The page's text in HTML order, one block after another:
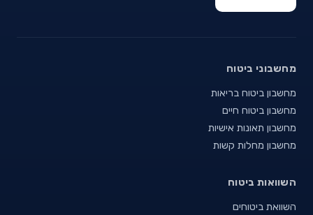
מחשבוני ביטוח
מחשבון ביטוח בריאות
מחשבון ביטוח חיים
מחשבון תאונות אישיות
מחשבון מחלות קשות
השוואות ביטוח
השוואת ביטוחים